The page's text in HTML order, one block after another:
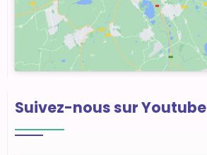
Suivez-nous sur Youtube